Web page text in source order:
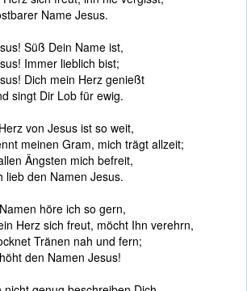
Name Jesus.
Süß Dein Name ist,
Immer lieblich bist;
Dich mein Herz genießt
singt Dir Lob für ewig.
von Jesus ist so weit,
meinen Gram, mich trägt allzeit;
Ängsten mich befreit,
den Namen Jesus.
höre ich so gern,
Herz sich freut, möcht Ihn verehrn,
Tränen nah und fern;
den Namen Jesus!